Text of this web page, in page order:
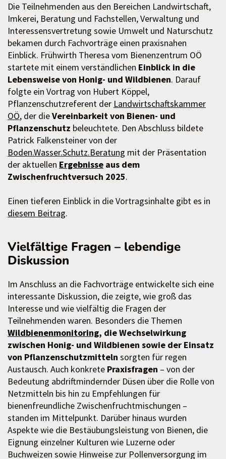
Die Teilnehmenden aus den Bereichen Landwirtschaft,
Imkerei, Beratung und Fachstellen, Verwaltung und
Interessensvertretung sowie Umwelt und Naturschutz
bekamen durch Fachvorträge einen praxisnahen
Einblick. Frühwirth Theresa vom Bienenzentrum OÖ
startete mit einem verständlichen Einblick in die
Lebensweise von Honig- und Wildbienen. Darauf
folgte ein Vortrag von Hubert Köppel,
Pflanzenschutzreferent der Landwirtschaftskammer
OÖ, der dieVereinbarkeit von Bienen- und
Pflanzenschutz beleuchtete. Den Abschluss bildete
Patrick Falkensteiner von der
Boden.Wasser.Schutz.Beratung mit der Präsentation
der aktuellen Ergebnisse aus dem
Zwischenfruchtversuch 2025.
Einen tieferen Einblick in die Vortragsinhalte gibt es in
diesem Beitrag.
Vielfältige Fragen – lebendige
Diskussion
Im Anschluss an die Fachvorträge entwickelte sich eine
interessante Diskussion, die zeigte, wie groß das
Interesse und wie vielfältig die Fragen der
Teilnehmenden waren. Besonders die Themen
Wildbienenmonitoring, die Wechselwirkung
zwischen Honig- und Wildbienen sowie der Einsatz
von Pflanzenschutzmitteln sorgten für regen
Austausch. Auch konkrete Praxisfragen – von der
Bedeutung abdriftmindernder Düsen über die Rolle von
Netzmitteln bis hin zu Empfehlungen für
bienenfreundliche Zwischenfruchtmischungen –
standen im Mittelpunkt. Darüber hinaus wurden
Aspekte wie die Bestäubungsleistung von Bienen, die
Eignung einzelner Kulturen wie Luzerne oder
Buchweizen sowie Hinweise zur Pollenversorgung im